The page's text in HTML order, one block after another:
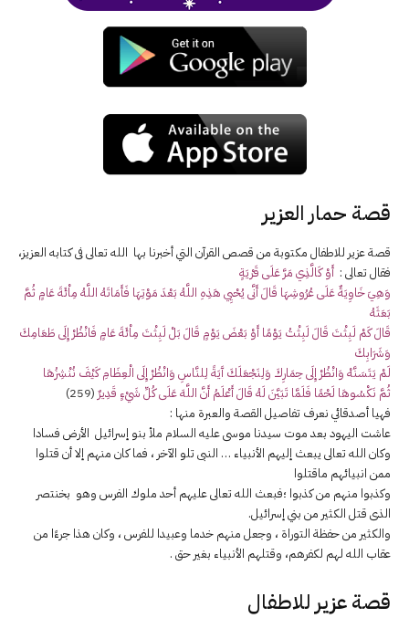
قصة حمار العزير
قصة عزير للاطفال مكتوبة من قصص القرآن التي أخبرنا بها الله تعالى فى كتابه العزيز،
فقال تعالى : أَوْ كَالَّذِي مَرَّ عَلَى قَرْيَةٍ
وَهِيَ خَاوِيَةٌ عَلَى عُرُوشِهَا قَالَ أَنَّى يُحْيِي هَذِهِ اللَّهُ بَعْدَ مَوْتِهَا فَأَمَاتَهُ اللَّهُ مِاْئَةَ عَامٍ ثُمَّ
بَعَثَهُ
قَالَ كَمْ لَبِثْتَ قَالَ لَبِثْتُ يَوْمًا أَوْ بَعْضَ يَوْمٍ قَالَ بَلْ لَبِثْتَ مِاْئَةَ عَامٍ فَانْظُرْ إِلَى طَعَامِكَ
وَشَرَابِكَ
لَمْ يَتَسَنَّهْ وَانْظُرْ إِلَى حِمَارِكَ وَلِنَجْعَلَكَ آَيَةً لِلنَّاسِ وَانْظُرْ إِلَى الْعِظَامِ كَيْفَ نُنْشِزُهَا
ثُمَّ نَكْسُوهَا لَحْمًا فَلَمَّا تَبَيَّنَ لَهُ قَالَ أَعْلَمُ أَنَّ اللَّهَ عَلَى كُلِّ شَيْءٍ قَدِيرٌ (259)
فهيا أصدقائي نعرف تفاصيل القصة والعبرة منها :
عاشت اليهود بعد موت سيدنا موسى عليه السلام ملأ بنو إسرائيل الأرض فسادا
وكان الله تعالى يبعث إليهم الأنبياء … النبى تلو الآخر ، فما كان منهم إلا أن قتلوا
ممن انبيائهم ماقتلوا
وكذبوا منهم من كذبوا ؛فبعث الله تعالى عليهم أحد ملوك الفرس وهو بخنتصر
الذى قتل الكثير من بني إسرائيل.
والكثير من حفظة التوراة ، وجعل منهم خدما وعبيدا للفرس ، وكان هذا جرءًا من
عقاب الله لهم لكفرهم، وقتلهم الأنبياء بغير حق .
قصة عزير للاطفال